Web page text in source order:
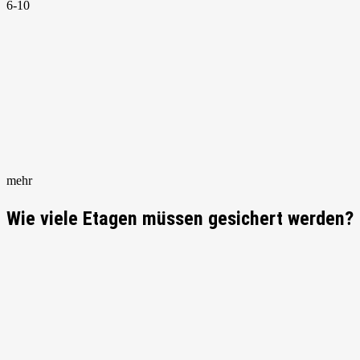
6-10
mehr
Wie viele Etagen müssen gesichert werden?